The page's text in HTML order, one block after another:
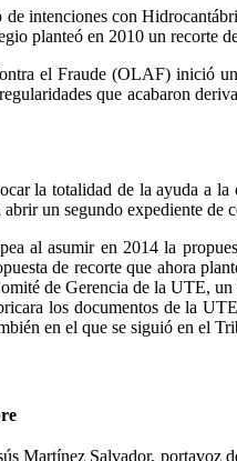
intenciones con
planteó en 2010 un recorte
el Fraude (OLAF) inició
que acabaron
la totalidad de la ayuda a
un segundo expediente
al asumir en 2014 la
de recorte que ahora
de Gerencia de la UTE,
los documentos de la
en el que se siguió en el
Martínez Salvador,